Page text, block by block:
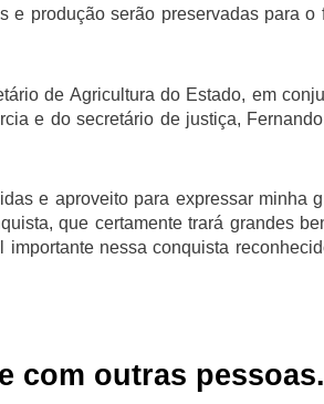
produção serão preservadas para o
de Agricultura do Estado, em
e do secretário de justiça,
e aproveito para expressar minha
que certamente trará grandes
nessa conquista
com outras pessoas.